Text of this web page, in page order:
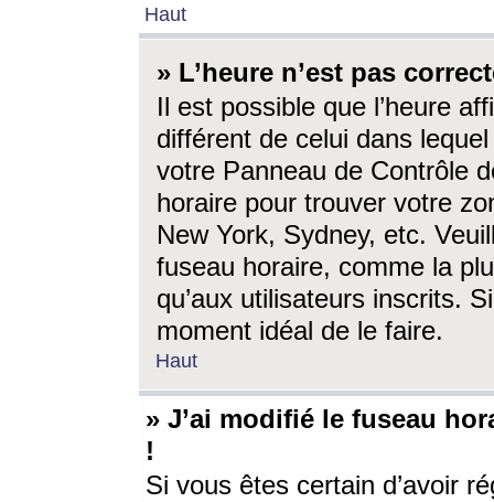
Haut
» L’heure n’est pas
Il est possible que l’heure
différent de celui dans
votre Panneau de Contrôle
horaire pour trouver votre
New York, Sydney, etc.
fuseau horaire, comme la
qu’aux utilisateurs inscrits.
moment idéal de le faire.
Haut
» J’ai modifié le fuseau
!
Si vous êtes certain d’avoir